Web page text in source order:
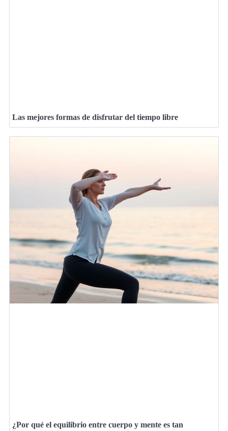
Las mejores formas de disfrutar del tiempo libre
¿Por qué el equilibrio entre cuerpo y mente es tan